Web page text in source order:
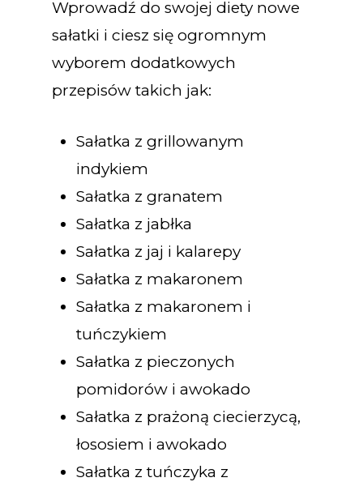
Wprowadź do swojej diety nowe
sałatki i ciesz się ogromnym
wyborem dodatkowych
przepisów takich jak:
Sałatka z grillowanym
indykiem
Sałatka z granatem
Sałatka z jabłka
Sałatka z jaj i kalarepy
Sałatka z makaronem
Sałatka z makaronem i
tuńczykiem
Sałatka z pieczonych
pomidorów i awokado
Sałatka z prażoną ciecierzycą,
łososiem i awokado
Sałatka z tuńczyka z